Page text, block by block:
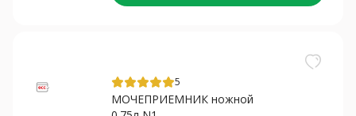
5
МОЧЕПРИЕМНИК ножной